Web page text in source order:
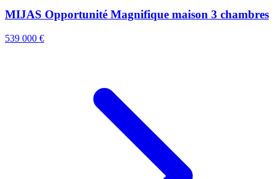
MIJAS Opportunité Magnifique maison 3 chambres
539 000 €